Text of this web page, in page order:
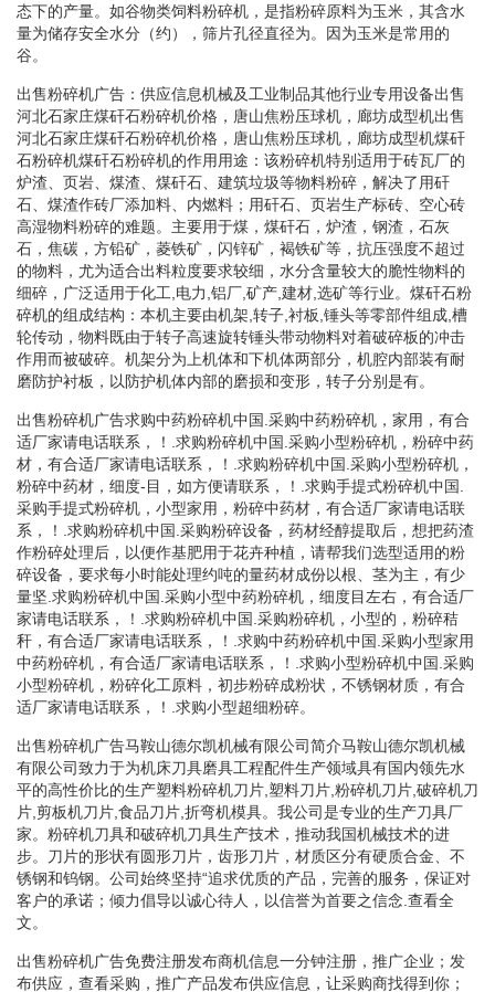
态下的产量。如谷物类饲料粉碎机，是指粉碎原料为玉米，其含水
量为储存安全水分（约），筛片孔径直径为。因为玉米是常用的
谷。
出售粉碎机广告：供应信息机械及工业制品其他行业专用设备出售
河北石家庄煤矸石粉碎机价格，唐山焦粉压球机，廊坊成型机出售
河北石家庄煤矸石粉碎机价格，唐山焦粉压球机，廊坊成型机煤矸
石粉碎机煤矸石粉碎机的作用用途：该粉碎机特别适用于砖瓦厂的
炉渣、页岩、煤渣、煤矸石、建筑垃圾等物料粉碎，解决了用矸
石、煤渣作砖厂添加料、内燃料；用矸石、页岩生产标砖、空心砖
高湿物料粉碎的难题。主要用于煤，煤矸石，炉渣，钢渣，石灰
石，焦碳，方铅矿，菱铁矿，闪锌矿，褐铁矿等，抗压强度不超过
的物料，尤为适合出料粒度要求较细，水分含量较大的脆性物料的
细碎，广泛适用于化工,电力,铝厂,矿产,建材,选矿等行业。煤矸石粉
碎机的组成结构：本机主要由机架,转子,衬板,锤头等零部件组成,槽
轮传动，物料既由于转子高速旋转锤头带动物料对着破碎板的冲击
作用而被破碎。机架分为上机体和下机体两部分，机腔内部装有耐
磨防护衬板，以防护机体内部的磨损和变形，转子分别是有。
出售粉碎机广告求购中药粉碎机中国.采购中药粉碎机，家用，有合
适厂家请电话联系，！.求购粉碎机中国.采购小型粉碎机，粉碎中药
材，有合适厂家请电话联系，！.求购粉碎机中国.采购小型粉碎机，
粉碎中药材，细度-目，如方便请联系，！.求购手提式粉碎机中国.
采购手提式粉碎机，小型家用，粉碎中药材，有合适厂家请电话联
系，！.求购粉碎机中国.采购粉碎设备，药材经醇提取后，想把药渣
作粉碎处理后，以便作基肥用于花卉种植，请帮我们选型适用的粉
碎设备，要求每小时能处理约吨的量药材成份以根、茎为主，有少
量坚.求购粉碎机中国.采购小型中药粉碎机，细度目左右，有合适厂
家请电话联系，！.求购粉碎机中国.采购粉碎机，小型的，粉碎秸
秆，有合适厂家请电话联系，！.求购中药粉碎机中国.采购小型家用
中药粉碎机，有合适厂家请电话联系，！.求购小型粉碎机中国.采购
小型粉碎机，粉碎化工原料，初步粉碎成粉状，不锈钢材质，有合
适厂家请电话联系，！.求购小型超细粉碎。
出售粉碎机广告马鞍山德尔凯机械有限公司简介马鞍山德尔凯机械
有限公司致力于为机床刀具磨具工程配件生产领域具有国内领先水
平的高性价比的生产塑料粉碎机刀片,塑料刀片,粉碎机刀片,破碎机刀
片,剪板机刀片,食品刀片,折弯机模具。我公司是专业的生产刀具厂
家。粉碎机刀具和破碎机刀具生产技术，推动我国机械技术的进
步。刀片的形状有圆形刀片，齿形刀片，材质区分有硬质合金、不
锈钢和钨钢。公司始终坚持“追求优质的产品，完善的服务，保证对
客户的承诺；倾力倡导以诚心待人，以信誉为首要之信念.查看全
文。
出售粉碎机广告免费注册发布商机信息一分钟注册，推广企业；发
布供应，查看采购，推广产品发布供应信息，让采购商找得到你；